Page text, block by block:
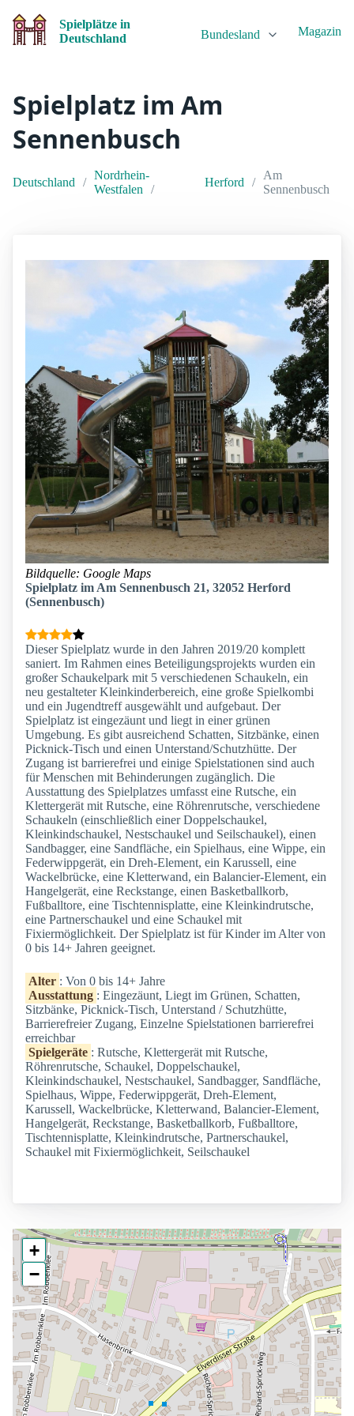
Spielplätze in
Deutschland
Bundesland Magazin
Spielplatz im Am
Sennenbusch
Deutschland
Nordrhein-
Westfalen
Herford
Am
Sennenbusch
Bildquelle: Google Maps
Spielplatz im Am Sennenbusch 21, 32052 Herford
(Sennenbusch)
Dieser Spielplatz wurde in den Jahren 2019/20 komplett
saniert. Im Rahmen eines Beteiligungsprojekts wurden ein
großer Schaukelpark mit 5 verschiedenen Schaukeln, ein
neu gestalteter Kleinkinderbereich, eine große Spielkombi
und ein Jugendtreff ausgewählt und aufgebaut. Der
Spielplatz ist eingezäunt und liegt in einer grünen
Umgebung. Es gibt ausreichend Schatten, Sitzbänke, einen
Picknick-Tisch und einen Unterstand/Schutzhütte. Der
Zugang ist barrierefrei und einige Spielstationen sind auch
für Menschen mit Behinderungen zugänglich. Die
Ausstattung des Spielplatzes umfasst eine Rutsche, ein
Klettergerät mit Rutsche, eine Röhrenrutsche, verschiedene
Schaukeln (einschließlich einer Doppelschaukel,
Kleinkindschaukel, Nestschaukel und Seilschaukel), einen
Sandbagger, eine Sandfläche, ein Spielhaus, eine Wippe, ein
Federwippgerät, ein Dreh-Element, ein Karussell, eine
Wackelbrücke, eine Kletterwand, ein Balancier-Element, ein
Hangelgerät, eine Reckstange, einen Basketballkorb,
Fußballtore, eine Tischtennisplatte, eine Kleinkindrutsche,
eine Partnerschaukel und eine Schaukel mit
Fixiermöglichkeit. Der Spielplatz ist für Kinder im Alter von
0 bis 14+ Jahren geeignet.
Alter : Von 0 bis 14+ Jahre
Ausstattung : Eingezäunt, Liegt im Grünen, Schatten,
Sitzbänke, Picknick-Tisch, Unterstand / Schutzhütte,
Barrierefreier Zugang, Einzelne Spielstationen barrierefrei
erreichbar
Spielgeräte : Rutsche, Klettergerät mit Rutsche,
Röhrenrutsche, Schaukel, Doppelschaukel,
Kleinkindschaukel, Nestschaukel, Sandbagger, Sandfläche,
Spielhaus, Wippe, Federwippgerät, Dreh-Element,
Karussell, Wackelbrücke, Kletterwand, Balancier-Element,
Hangelgerät, Reckstange, Basketballkorb, Fußballtore,
Tischtennisplatte, Kleinkindrutsche, Partnerschaukel,
Schaukel mit Fixiermöglichkeit, Seilschaukel
+
−